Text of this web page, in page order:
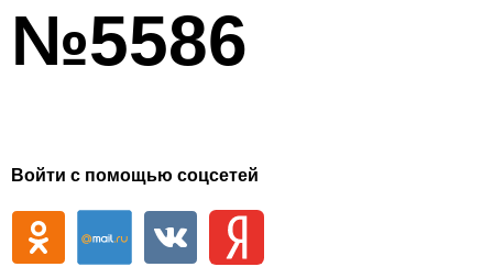
№5586
Войти с помощью соцсетей